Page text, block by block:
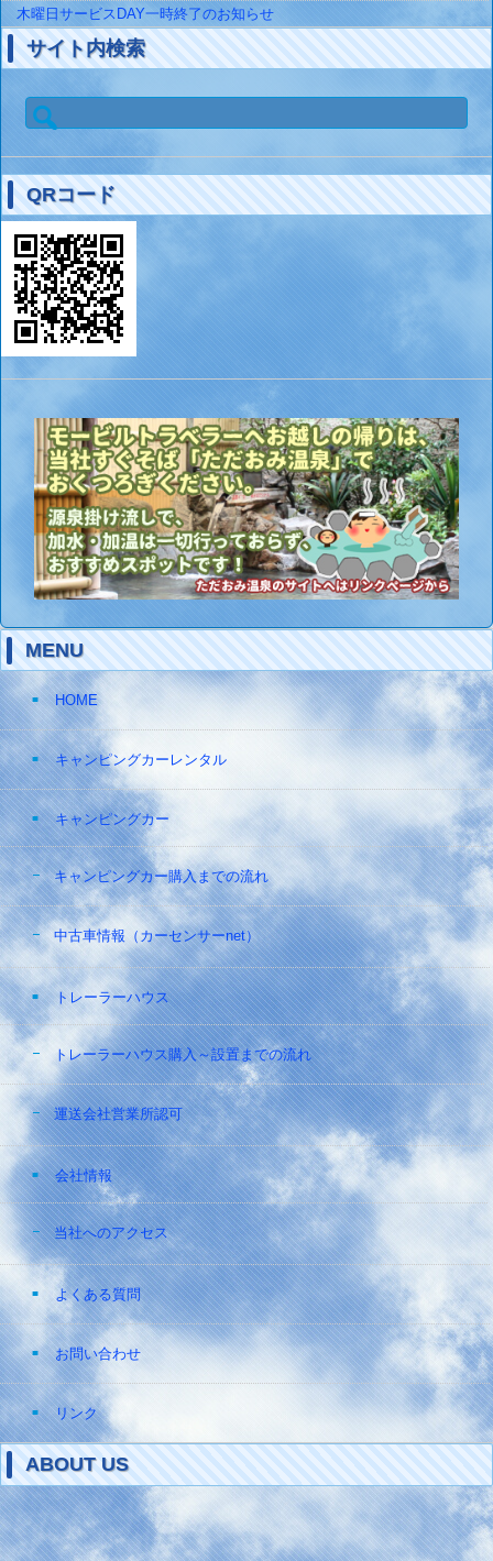
木曜日サービスDAY一時終了のお知らせ
サイト内検索
検
索:
QRコード
MENU
HOME
キャンピングカーレンタル
キャンピングカー
キャンピングカー購入までの流れ
中古車情報（カーセンサーnet）
トレーラーハウス
トレーラーハウス購入～設置までの流れ
運送会社営業所認可
会社情報
当社へのアクセス
よくある質問
お問い合わせ
リンク
ABOUT US